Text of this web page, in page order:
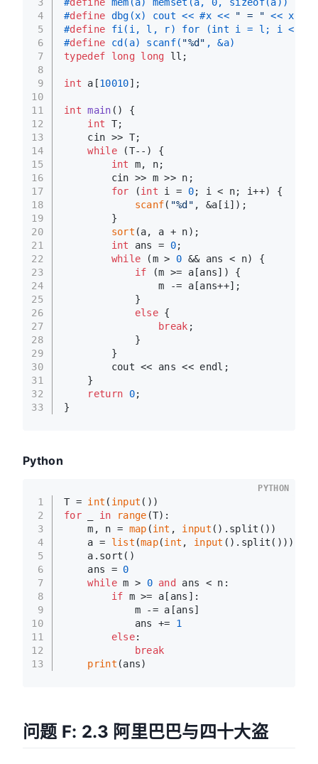
4
5
6
7
8
9
10
11
12
13
14
15
16
17
18
19
20
21
22
23
24
25
26
27
28
29
30
31
32
33
#define mem(a) memset(a, 0, sizeof(a))
#define dbg(x) cout << #x << " = " << x <<
#define fi(i, l, r) for (int i = l; i < r;
#define cd(a) scanf( "%d" , &a)
typedef
long long ll;
int a[10010];
int main ()
{
int T;
    cin >> T;
while (T--) {
int m, n;
        cin >> m >> n;
for (int i = 0; i < n; i++) {
scanf( "%d" , &a[i]);
        }
sort (a, a + n);
int ans = 0;
while (m > 0 && ans < n) {
if (m >= a[ans]) {
                m -= a[ans++];
            }
else {
break ;
            }
        }
        cout << ans << endl;
    }
return
0;
}
Python
1
2
3
4
5
6
7
8
9
10
11
12
13
T = int ( input ())
for _ in range (T):
    m, n =
map (int , input ().split())
    a =
list (map(int , input ().split()))
    a.sort()
    ans =
0
while m > 0 and
ans < n:
if m >= a[ans]:
            m -= a[ans]
            ans +=
1
else:
break
print (ans)
PYTHON
问题 F: 2.3 阿里巴巴与四十大盗